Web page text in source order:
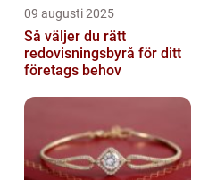
09 augusti 2025
Så väljer du rätt
redovisningsbyrå för ditt
företags behov